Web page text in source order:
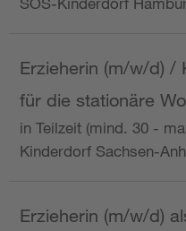
Erzieherin (m/w/d) /
für die stationäre
in Teilzeit (mind. 30 -
Kinderdorf Sachsen-
Erzieherin (m/w/d)